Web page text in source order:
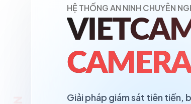
HỆ THỐNG AN NINH CHUYÊN
Giải pháp giám sát tiên tiến,